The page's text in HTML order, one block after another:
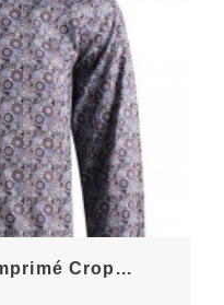
Crop...